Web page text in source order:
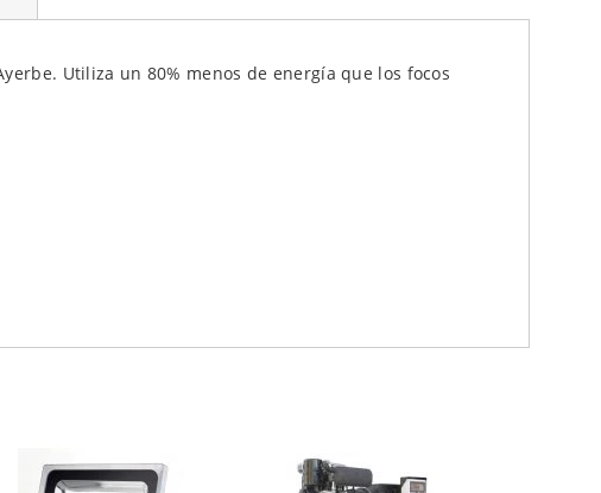
Utiliza un 80% menos de energía que los focos